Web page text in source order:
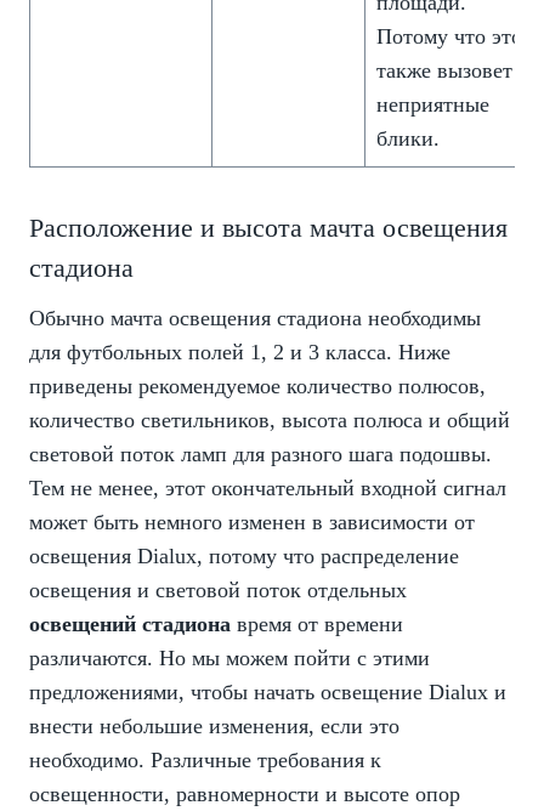
Потому что это
также вызовет
неприятные
блики.
Расположение и высота мачта освещения
стадиона
Обычно мачта освещения стадиона необходимы
для футбольных полей 1, 2 и 3 класса. Ниже
приведены рекомендуемое количество полюсов,
количество светильников, высота полюса и общий
световой поток ламп для разного шага подошвы.
Тем не менее, этот окончательный входной сигнал
может быть немного изменен в зависимости от
освещения Dialux, потому что распределение
освещения и световой поток отдельных
освещений стадиона время от времени
различаются. Но мы можем пойти с этими
предложениями, чтобы начать освещение Dialux и
внести небольшие изменения, если это
необходимо. Различные требования к
освещенности, равномерности и высоте опор